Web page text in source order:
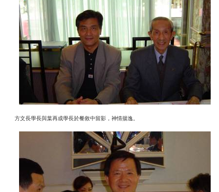
方文長學長與葉再成學長於餐敘中留影，神情揚逸。